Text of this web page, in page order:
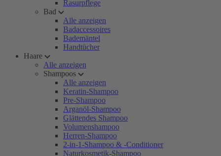
Rasurpflege
Bad
Alle anzeigen
Badaccessoires
Bademäntel
Handtücher
Haare
Alle anzeigen
Shampoos
Alle anzeigen
Keratin-Shampoo
Pre-Shampoo
Arganöl-Shampoo
Glättendes Shampoo
Volumenshampoo
Herren-Shampoo
2-in-1-Shampoo & -Conditioner
Naturkosmetik-Shampoo